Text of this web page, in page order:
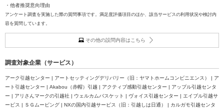
・他者推奨意向理由
アンケート調査を実施した際の質問事項です。満足度評価項目のほか、該当サービスの利用状況や検討内
容を質問しています。
その他の設問内容はこちら
調査対象企業（サービス）
アーク引越センター | アートセッティングデリバリー（旧：ヤマトホームコンビニエンス） | ア
ート引越センター | Akabou（赤帽）引越 | アクティブ感動引越センター | アップル引越センタ
ー | アリさんマークの引越社 | ウェルカムバスケット | ヴォイス引越センター | エイブル引越サ
ービス | ＳＧムービング | NXの国内引越サービス（旧：引越しは日通） | カルガモ引越センタ